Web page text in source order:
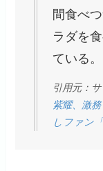
間食べ
ラダを
ている。
引用元：
紫耀、激
しファン